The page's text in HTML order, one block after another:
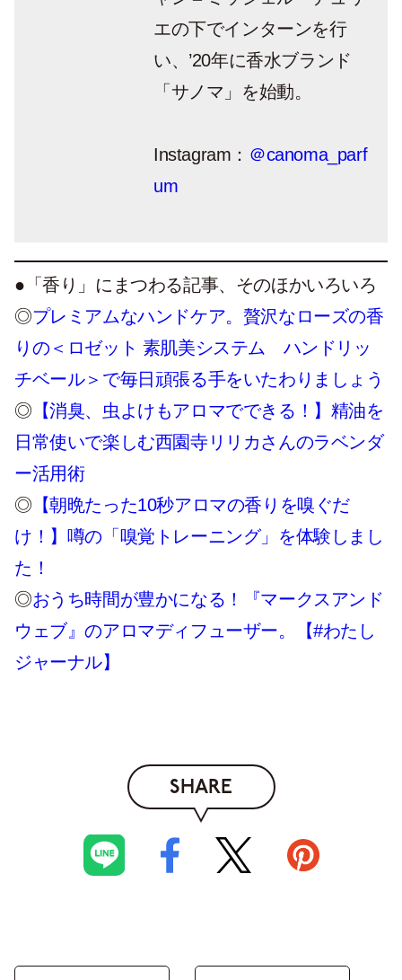
エの下でインターンを行
い、’20年に香水ブランド
「サノマ」を始動。
Instagram： ＠canoma_parf
um
●「香り」にまつわる記事、そのほかいろいろ
◎プレミアムなハンドケア。贅沢なローズの香
りの＜ロゼット 素肌美システム ハンドリッ
チベール＞で毎日頑張る手をいたわりましょう
◎ 【消臭、虫よけもアロマでできる！】精油を
日常使いで楽しむ西園寺リリカさんのラベンダ
ー活用術
◎ 【朝晩たった10秒アロマの香りを嗅ぐだ
け！】噂の「嗅覚トレーニング」を体験しまし
た！
◎おうち時間が豊かになる！『マークスアンド
ウェブ』のアロマディフューザー。【#わたし
ジャーナル】
SHARE